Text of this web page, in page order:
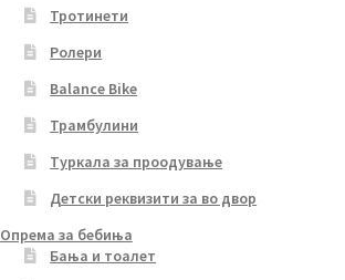
Тротинети
Ролери
Balance Bike
Трамбулини
Туркала за проодување
Детски реквизити за во двор
Опрема за бебиња
Бања и тоалет